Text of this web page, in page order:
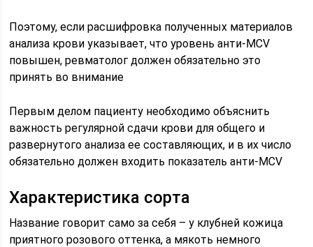
Поэтому, если расшифровка полученных материалов
анализа крови указывает, что уровень анти-MCV
повышен, ревматолог должен обязательно это
принять во внимание
Первым делом пациенту необходимо объяснить
важность регулярной сдачи крови для общего и
развернутого анализа ее составляющих, и в их число
обязательно должен входить показатель анти-MCV
Характеристика сорта
Название говорит само за себя – у клубней кожица
приятного розового оттенка, а мякоть немного